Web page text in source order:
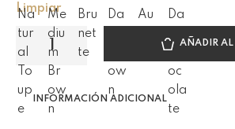
Limpiar
AÑADIR AL
INFORMACIÓN ADICIONAL